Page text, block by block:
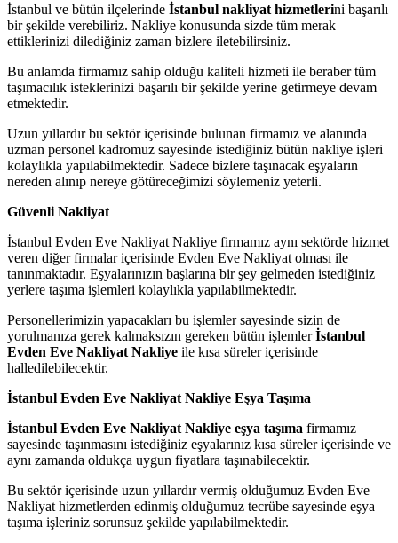
İstanbul ve bütün ilçelerinde İstanbul nakliyat hizmetlerini başarılı
bir şekilde verebiliriz. Nakliye konusunda sizde tüm merak
ettiklerinizi dilediğiniz zaman bizlere iletebilirsiniz.
Bu anlamda firmamız sahip olduğu kaliteli hizmeti ile beraber tüm
taşımacılık isteklerinizi başarılı bir şekilde yerine getirmeye devam
etmektedir.
Uzun yıllardır bu sektör içerisinde bulunan firmamız ve alanında
uzman personel kadromuz sayesinde istediğiniz bütün nakliye işleri
kolaylıkla yapılabilmektedir. Sadece bizlere taşınacak eşyaların
nereden alınıp nereye götüreceğimizi söylemeniz yeterli.
Güvenli Nakliyat
İstanbul Evden Eve Nakliyat Nakliye firmamız aynı sektörde hizmet
veren diğer firmalar içerisinde Evden Eve Nakliyat olması ile
tanınmaktadır. Eşyalarınızın başlarına bir şey gelmeden istediğiniz
yerlere taşıma işlemleri kolaylıkla yapılabilmektedir.
Personellerimizin yapacakları bu işlemler sayesinde sizin de
yorulmanıza gerek kalmaksızın gereken bütün işlemlerİstanbul
Evden Eve Nakliyat Nakliye ile kısa süreler içerisinde
halledilebilecektir.
İstanbul Evden Eve Nakliyat Nakliye Eşya Taşıma
İstanbul Evden Eve Nakliyat Nakliye eşya taşıma firmamız
sayesinde taşınmasını istediğiniz eşyalarınız kısa süreler içerisinde ve
aynı zamanda oldukça uygun fiyatlara taşınabilecektir.
Bu sektör içerisinde uzun yıllardır vermiş olduğumuz Evden Eve
Nakliyat hizmetlerden edinmiş olduğumuz tecrübe sayesinde eşya
taşıma işleriniz sorunsuz şekilde yapılabilmektedir.